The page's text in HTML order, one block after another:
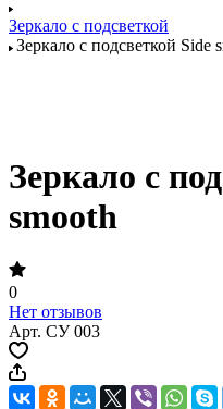
Зеркало с подсветкой
Зеркало с подсветкой Side
Зеркало с
smooth
0
Нет отзывов
Арт. СУ 003